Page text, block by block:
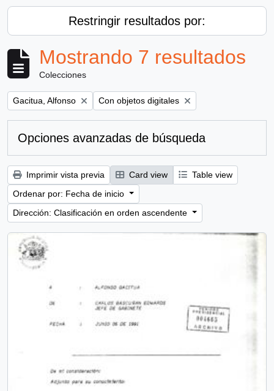
Restringir resultados por:
Mostrando 7 resultados
Colecciones
Remove filter:
Gacitua, Alfonso Remove filter:
Con objetos digitales
Opciones avanzadas de búsqueda
Imprimir vista previa Card view
Table view
Ordenar por: Fecha de inicio
Dirección: Clasificación en orden ascendente